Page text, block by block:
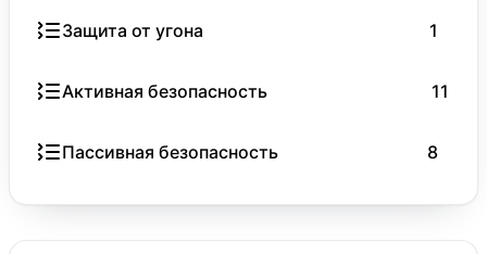
Защита от угона 1
Активная безопасность 11
Пассивная безопасность 8